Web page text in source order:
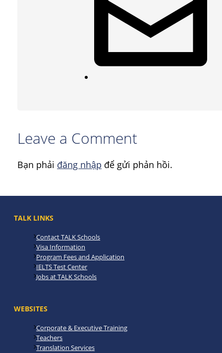
Leave a Comment
Bạn phải đăng nhập để gửi phản hồi.
TALK LINKS
Contact TALK Schools
Visa Information
Program Fees and Application
IELTS Test Center
Jobs at TALK Schools
WEBSITES
Corporate & Executive Training
Teachers
Translation Services